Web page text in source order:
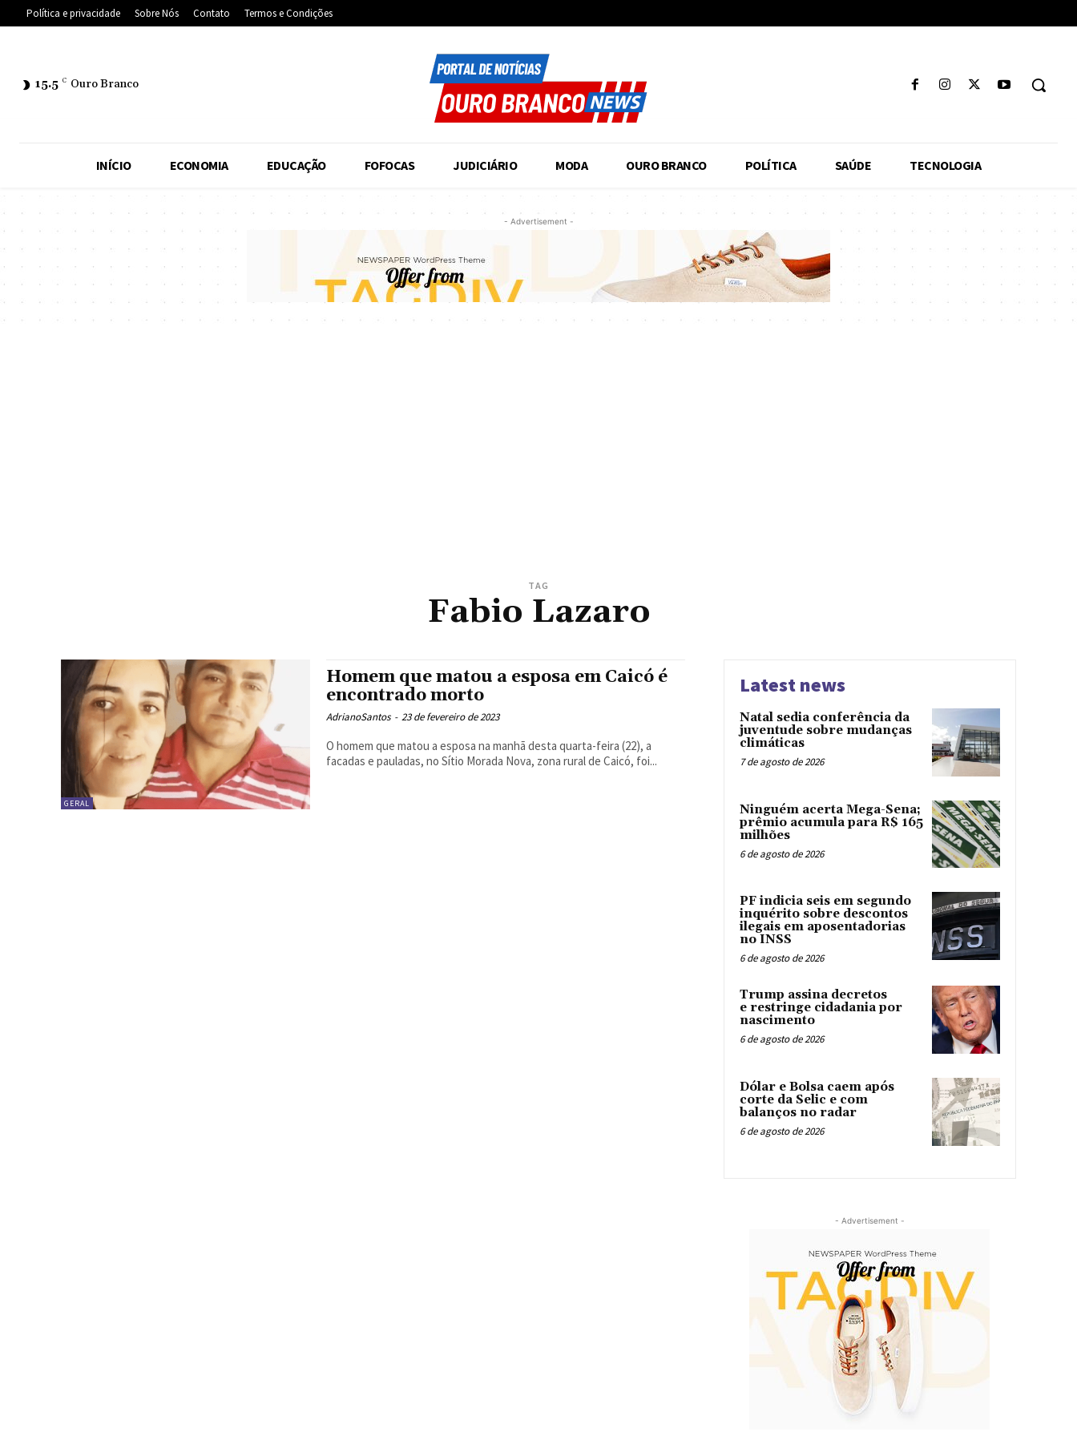
Política e privacidade Sobre Nós Contato Termos e Condições
15.5 C Ouro Branco
INÍCIO ECONOMIA EDUCAÇÃO FOFOCAS JUDICIÁRIO MODA OURO BRANCO POLÍTICA SAÚDE TECNOLOGIA
- Advertisement -
TAG
Fabio Lazaro
GERAL
Homem que matou a esposa em Caicó é
encontrado morto
AdrianoSantos - 23 de fevereiro de 2023
O homem que matou a esposa na manhã desta quarta-feira (22), a
facadas e pauladas, no Sítio Morada Nova, zona rural de Caicó, foi...
Latest news
Natal sedia conferência da
juventude sobre mudanças
climáticas
7 de agosto de 2026
Ninguém acerta Mega-Sena;
prêmio acumula para R$ 165
milhões
6 de agosto de 2026
PF indicia seis em segundo
inquérito sobre descontos
ilegais em aposentadorias
no INSS
6 de agosto de 2026
Trump assina decretos
e restringe cidadania por
nascimento
6 de agosto de 2026
Dólar e Bolsa caem após
corte da Selic e com
balanços no radar
6 de agosto de 2026
- Advertisement -